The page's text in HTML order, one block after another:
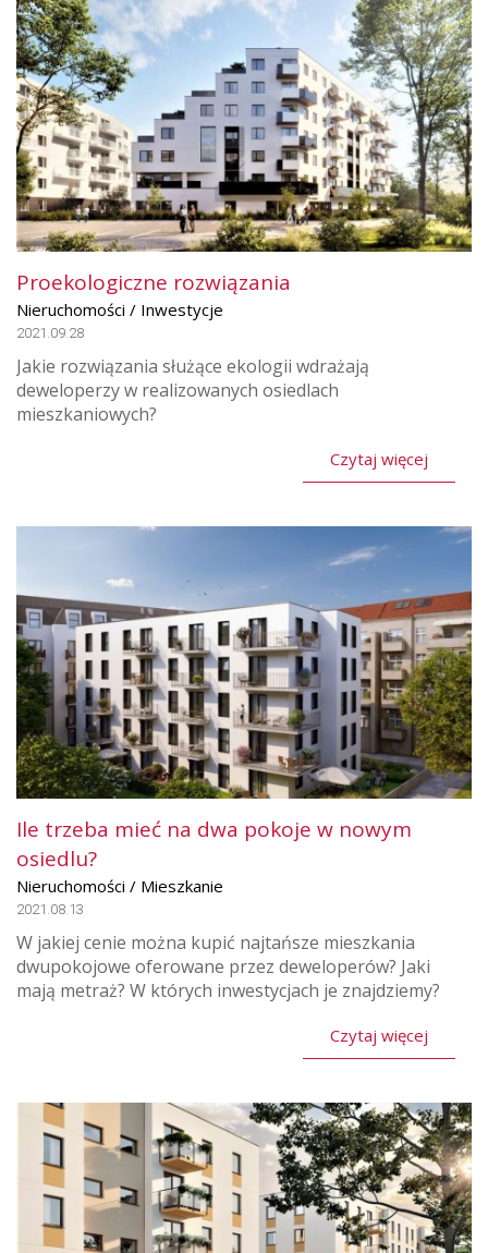
Proekologiczne rozwiązania
Nieruchomości / Inwestycje
2021.09.28
Jakie rozwiązania służące ekologii wdrażają
deweloperzy w realizowanych osiedlach
mieszkaniowych?
Czytaj więcej
Ile trzeba mieć na dwa pokoje w nowym
osiedlu?
Nieruchomości / Mieszkanie
2021.08.13
W jakiej cenie można kupić najtańsze mieszkania
dwupokojowe oferowane przez deweloperów? Jaki
mają metraż? W których inwestycjach je znajdziemy?
Czytaj więcej